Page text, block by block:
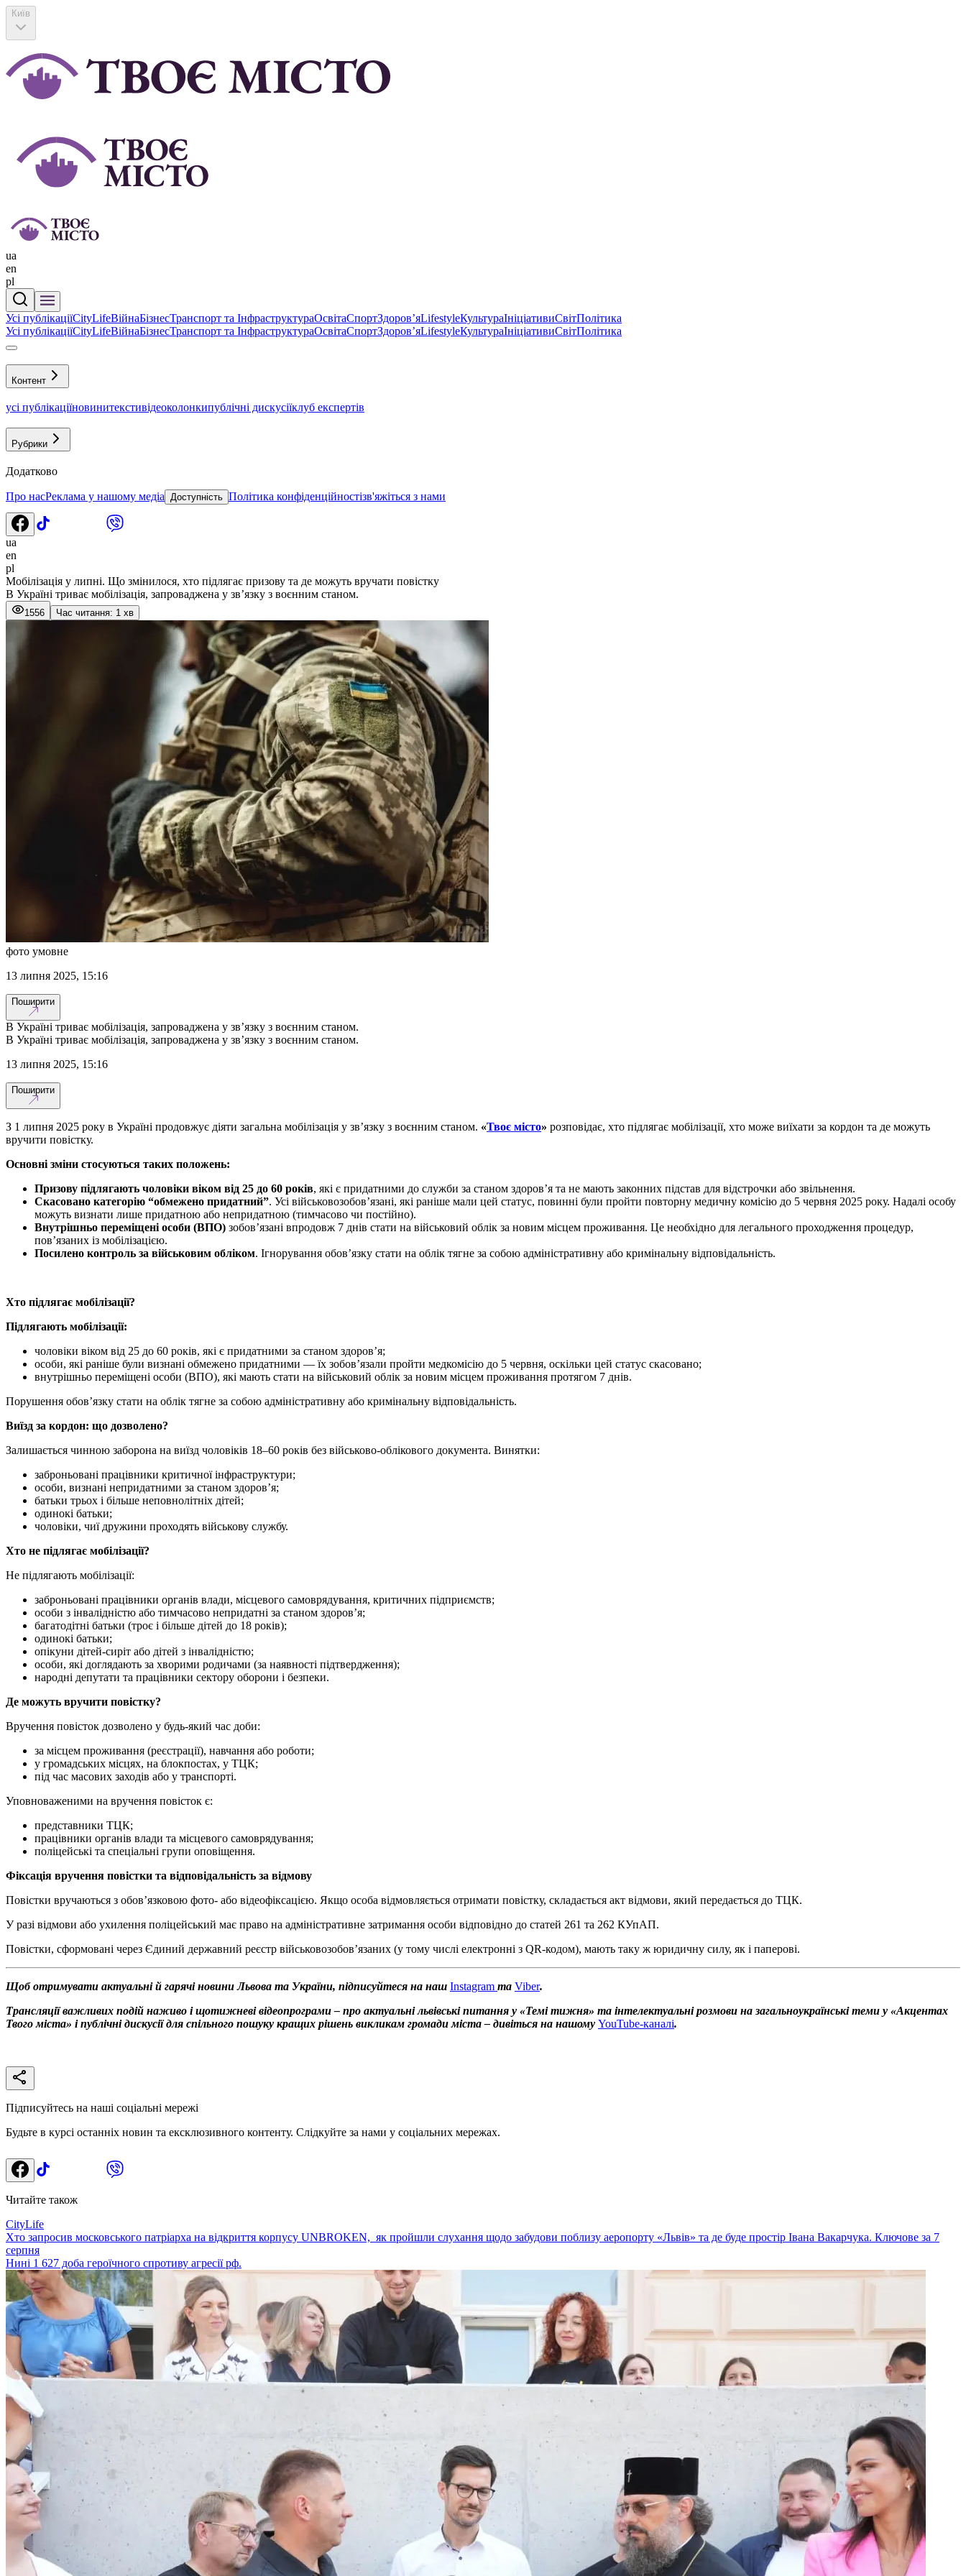
Київ
ua
en
pl
Усі публікаціїCityLifeВійнаБізнесТранспорт та ІнфраструктураОсвітаСпортЗдоровʼяLifestyleКультураІніціативиСвітПолітика
Усі публікаціїCityLifeВійнаБізнесТранспорт та ІнфраструктураОсвітаСпортЗдоровʼяLifestyleКультураІніціативиСвітПолітика
Контент
усі публікаціїновинитекстивідеоколонкипублічні дискусіїклуб експертів
Рубрики
Додатково
Про насРеклама у нашому медіа Доступність Політика конфіденційностізв'яжіться з нами
ua
en
pl
Мобілізація у липні. Що змінилося, хто підлягає призову та де можуть вручати повістку
В Україні триває мобілізація, запроваджена у зв’язку з воєнним станом.
1556 Час читання: 1 хв
фото умовне
13 липня 2025, 15:16
Поширити
В Україні триває мобілізація, запроваджена у зв’язку з воєнним станом.
В Україні триває мобілізація, запроваджена у зв’язку з воєнним станом.
13 липня 2025, 15:16
Поширити
З 1 липня 2025 року в Україні продовжує діяти загальна мобілізація у зв’язку з воєнним станом. «Твоє місто» розповідає, хто підлягає мобілізації, хто може виїхати за кордон та де можуть
вручити повістку.
Основні зміни стосуються таких положень:
Призову підлягають чоловіки віком від 25 до 60 років, які є придатними до служби за станом здоров’я та не мають законних підстав для відстрочки або звільнення.
Скасовано категорію “обмежено придатний”. Усі військовозобов’язані, які раніше мали цей статус, повинні були пройти повторну медичну комісію до 5 червня 2025 року. Надалі особу
можуть визнати лише придатною або непридатною (тимчасово чи постійно).
Внутрішньо переміщені особи (ВПО) зобов’язані впродовж 7 днів стати на військовий облік за новим місцем проживання. Це необхідно для легального проходження процедур,
пов’язаних із мобілізацією.
Посилено контроль за військовим обліком. Ігнорування обов’язку стати на облік тягне за собою адміністративну або кримінальну відповідальність.
Хто підлягає мобілізації?
Підлягають мобілізації:
чоловіки віком від 25 до 60 років, які є придатними за станом здоров’я;
особи, які раніше були визнані обмежено придатними — їх зобов’язали пройти медкомісію до 5 червня, оскільки цей статус скасовано;
внутрішньо переміщені особи (ВПО), які мають стати на військовий облік за новим місцем проживання протягом 7 днів.
Порушення обов’язку стати на облік тягне за собою адміністративну або кримінальну відповідальність.
Виїзд за кордон: що дозволено?
Залишається чинною заборона на виїзд чоловіків 18–60 років без військово-облікового документа. Винятки:
заброньовані працівники критичної інфраструктури;
особи, визнані непридатними за станом здоров’я;
батьки трьох і більше неповнолітніх дітей;
одинокі батьки;
чоловіки, чиї дружини проходять військову службу.
Хто не підлягає мобілізації?
Не підлягають мобілізації:
заброньовані працівники органів влади, місцевого самоврядування, критичних підприємств;
особи з інвалідністю або тимчасово непридатні за станом здоров’я;
багатодітні батьки (троє і більше дітей до 18 років);
одинокі батьки;
опікуни дітей-сиріт або дітей з інвалідністю;
особи, які доглядають за хворими родичами (за наявності підтвердження);
народні депутати та працівники сектору оборони і безпеки.
Де можуть вручити повістку?
Вручення повісток дозволено у будь-який час доби:
за місцем проживання (реєстрації), навчання або роботи;
у громадських місцях, на блокпостах, у ТЦК;
під час масових заходів або у транспорті.
Уповноваженими на вручення повісток є:
представники ТЦК;
працівники органів влади та місцевого самоврядування;
поліцейські та спеціальні групи оповіщення.
Фіксація вручення повістки та відповідальність за відмову
Повістки вручаються з обов’язковою фото- або відеофіксацією. Якщо особа відмовляється отримати повістку, складається акт відмови, який передається до ТЦК.
У разі відмови або ухилення поліцейський має право на адміністративне затримання особи відповідно до статей 261 та 262 КУпАП.
Повістки, сформовані через Єдиний державний реєстр військовозобов’язаних (у тому числі електронні з QR-кодом), мають таку ж юридичну силу, як і паперові.
Щоб отримувати актуальні й гарячі новини Львова та України, підписуйтеся на наш Instagram та Viber.
Трансляції важливих подій наживо і щотижневі відеопрограми – про актуальні львівські питання у «Темі тижня» та інтелектуальні розмови на загальноукраїнські теми у «Акцентах
Твого міста» і публічні дискусії для спільного пошуку кращих рішень викликам громади міста – дивіться на нашому YouTube-каналі.
Підписуйтесь на наші соціальні мережі
Будьте в курсі останніх новин та ексклюзивного контенту. Слідкуйте за нами у соціальних мережах.
Читайте також
CityLife
Хто запросив московського патріарха на відкриття корпусу UNBROKEN, як пройшли слухання щодо забудови поблизу аеропорту «Львів» та де буде простір Івана Вакарчука. Ключове за 7
серпня
Нині 1 627 доба героїчного спротиву агресії рф.